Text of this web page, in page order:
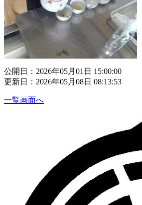
公開日：2026年05月01日 15:00:00
更新日：2026年05月08日 08:13:53
一覧画面へ